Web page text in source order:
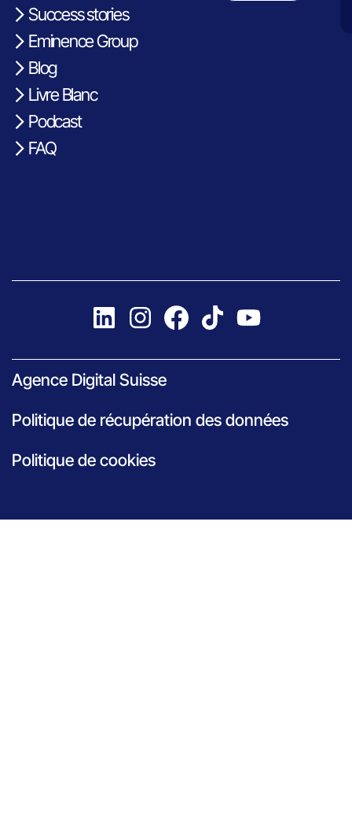
Success stories
Eminence Group
Blog
Livre Blanc
Podcast
FAQ
Agence Digital Suisse
Politique de récupération des données
Politique de cookies